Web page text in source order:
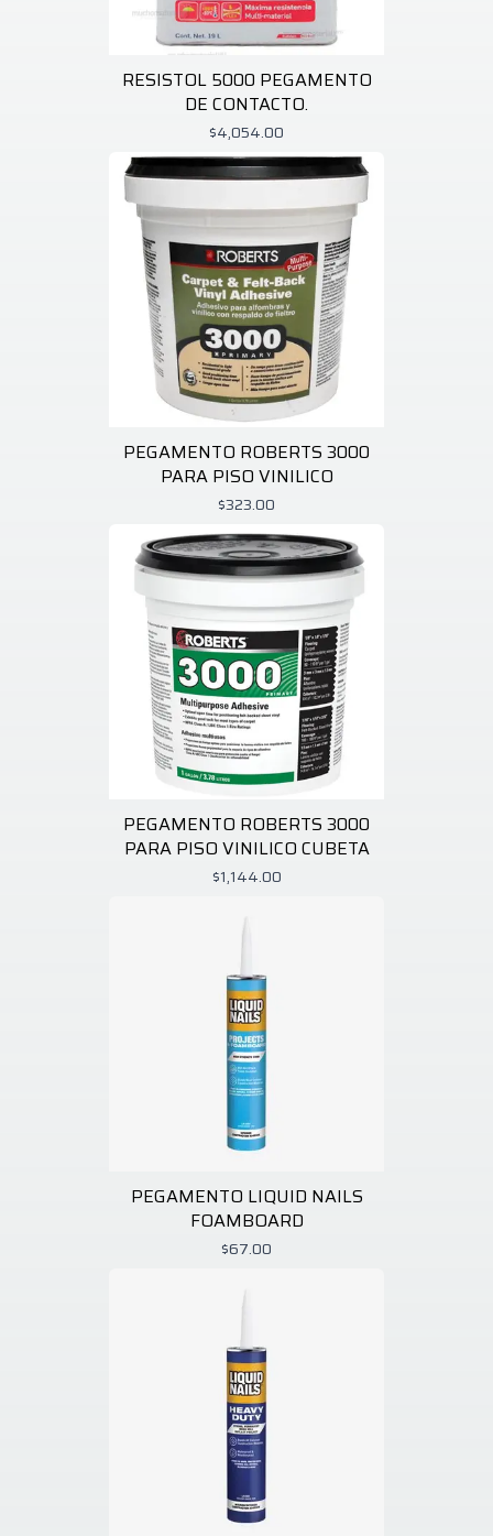
RESISTOL 5000 PEGAMENTO
DE CONTACTO.
$4,054.00
PEGAMENTO ROBERTS 3000
PARA PISO VINILICO
$323.00
PEGAMENTO ROBERTS 3000
PARA PISO VINILICO CUBETA
$1,144.00
PEGAMENTO LIQUID NAILS
FOAMBOARD
$67.00